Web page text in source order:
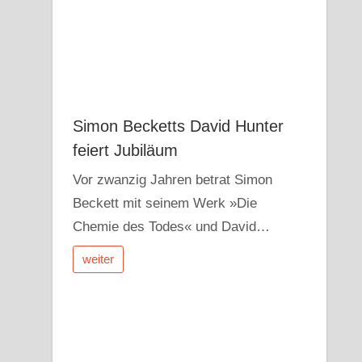
Simon Becketts David Hunter
feiert Jubiläum
Vor zwanzig Jahren betrat Simon
Beckett mit seinem Werk »Die
Chemie des Todes« und David…
weiter